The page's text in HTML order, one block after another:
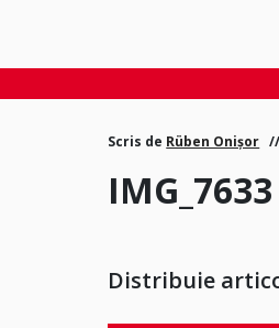
Scris de Rüben Onișor
IMG_7633
Distribuie